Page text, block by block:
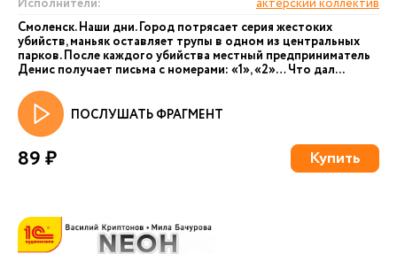
Исполнители:
актерский коллектив
Смоленск. Наши дни. Город потрясает серия жестоких
убийств, маньяк оставляет трупы в одном из центральных
парков. После каждого убийства местный предприниматель
Денис получает письма с номерами: «1», «2»… Что дал...
ПОСЛУШАТЬ ФРАГМЕНТ
89 ₽ Купить